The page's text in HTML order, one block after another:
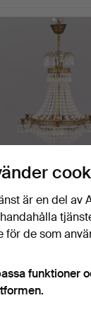
LJUSKRONA, 6-
talets andra
16 apr 2026
bud
58 USD
är en del av
för de som
funktioner